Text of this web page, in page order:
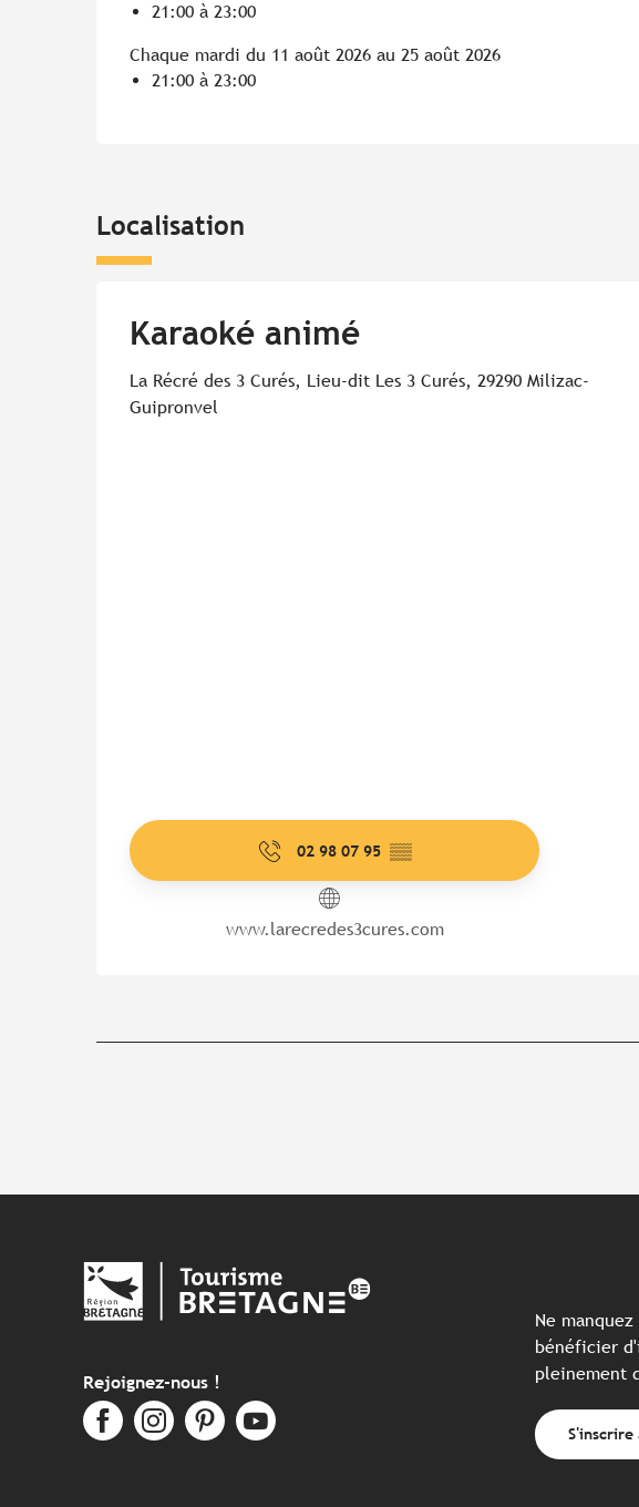
21:00 à 23:00
Chaque mardi du 11 août 2026 au 25 août 2026
21:00 à 23:00
Localisation
Karaoké animé
La Récré des 3 Curés, Lieu-dit Les 3 Curés, 29290 Milizac-
Guipronvel
02 98 07 95 ▒▒
www.larecredes3cures.com
Rejoignez-nous !
Ne
bénéficier
pleinement